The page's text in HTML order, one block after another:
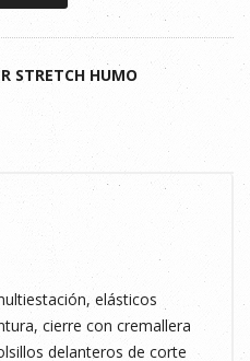
STRETCH HUMO
elásticos
cierre con cremallera
delanteros de corte